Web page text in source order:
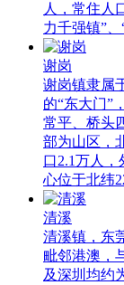
人，常住人
力千强镇”
谢岗
谢岗镇隶属
的“东大门”
常平、桥头
部为山区，
口2.1万人
心位于北纬
清溪
清溪镇，东
毗邻港澳，
及深圳均约